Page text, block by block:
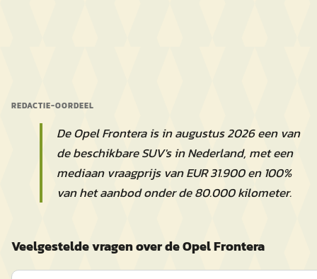
REDACTIE-OORDEEL
De Opel Frontera is in augustus 2026 een van
de beschikbare SUV's in Nederland, met een
mediaan vraagprijs van EUR 31.900 en 100%
van het aanbod onder de 80.000 kilometer.
Veelgestelde vragen over de Opel Frontera